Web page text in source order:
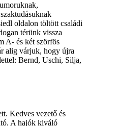
oldalon töltött családi
térünk vissza
A- és két szörfös
alig várjuk, hogy újra
Bernd, Uschi, Silja,
Kedves vezető és
A hajók kiváló